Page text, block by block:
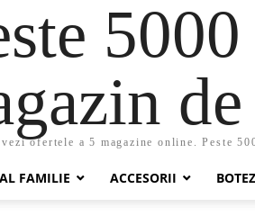
ofertele a 5 magazine online. Peste
FAMILIE ACCESORII BOTEZ